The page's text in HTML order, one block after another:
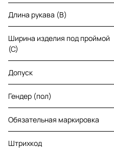
Длина рукава (B)
Ширина изделия под проймой
(С)
Допуск
Гендер (пол)
Обязательная маркировка
Штрихкод